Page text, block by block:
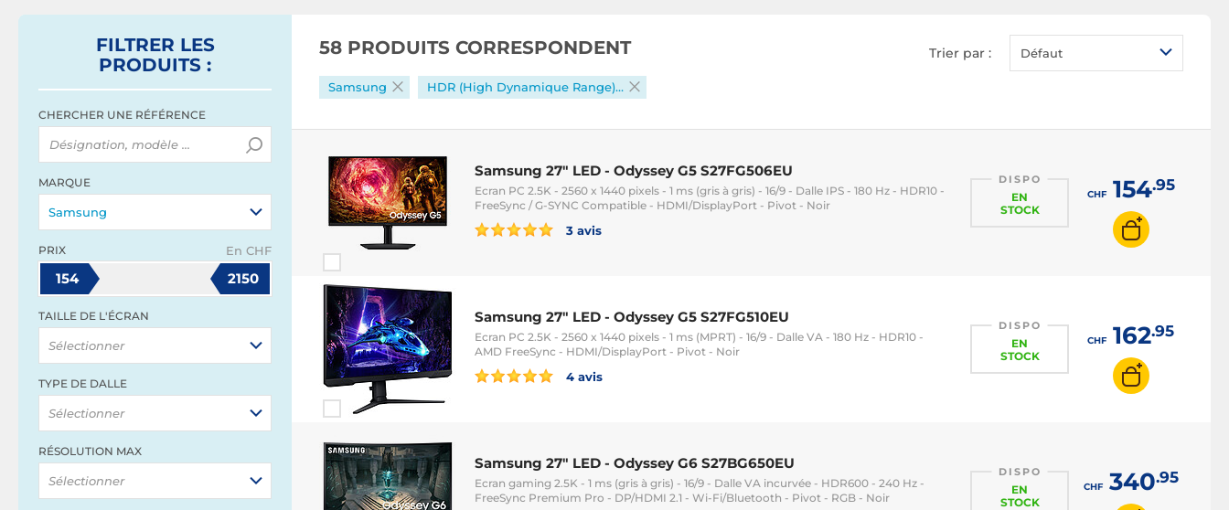
Ecran PC OLED
Écran PC 22 pouces
Écran PC 27 pouces
Ecran PC 32/9
Ecran PC 100 Hz
Ecran PC 360 Hz
FILTRER LES
PRODUITS :
CHERCHER UNE RÉFÉRENCE
MARQUE
Samsung
PRIX En CHF
154 2150
TAILLE DE L'ÉCRAN
Sélectionner
TYPE DE DALLE
Sélectionner
RÉSOLUTION MAX
Sélectionner
58 PRODUITS CORRESPONDENT Trier par : Défaut
Samsung HDR (High Dynamique Range) : Oui
Samsung 27" LED - Odyssey G5 S27FG506EU
Ecran PC 2.5K - 2560 x 1440 pixels - 1 ms (gris à gris) - 16/9 - Dalle IPS - 180 Hz - HDR10 -
FreeSync / G-SYNC Compatible - HDMI/DisplayPort - Pivot - Noir
3 avis
DISPO
EN
STOCK
CHF154.95
Samsung 27" LED - Odyssey G5 S27FG510EU
Ecran PC 2.5K - 2560 x 1440 pixels - 1 ms (MPRT) - 16/9 - Dalle VA - 180 Hz - HDR10 -
AMD FreeSync - HDMI/DisplayPort - Pivot - Noir
4 avis
DISPO
EN
STOCK
CHF162.95
Samsung 27" LED - Odyssey G6 S27BG650EU
Ecran gaming 2.5K - 1 ms (gris à gris) - 16/9 - Dalle VA incurvée - HDR600 - 240 Hz -
FreeSync Premium Pro - DP/HDMI 2.1 - Wi-Fi/Bluetooth - Pivot - RGB - Noir
DISPO
EN
STOCK
CHF340.95